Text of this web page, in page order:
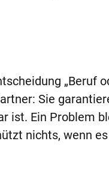
„Beruf
Sie
ist. Ein Problem
nichts, wenn